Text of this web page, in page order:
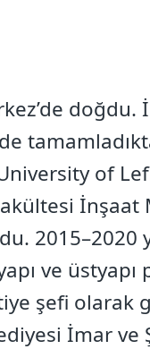
doğdu.
of
İnşaat
2015–2020
ve
şefi olarak
İmar ve